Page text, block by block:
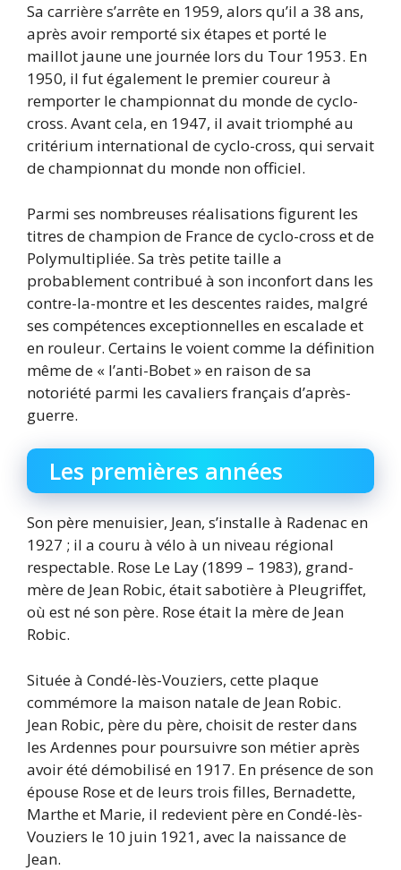
Sa carrière s’arrête en 1959, alors qu’il a 38 ans,
après avoir remporté six étapes et porté le
maillot jaune une journée lors du Tour 1953. En
1950, il fut également le premier coureur à
remporter le championnat du monde de cyclo-
cross. Avant cela, en 1947, il avait triomphé au
critérium international de cyclo-cross, qui servait
de championnat du monde non officiel.
Parmi ses nombreuses réalisations figurent les
titres de champion de France de cyclo-cross et de
Polymultipliée. Sa très petite taille a
probablement contribué à son inconfort dans les
contre-la-montre et les descentes raides, malgré
ses compétences exceptionnelles en escalade et
en rouleur. Certains le voient comme la définition
même de « l’anti-Bobet » en raison de sa
notoriété parmi les cavaliers français d’après-
guerre.
Les premières années
Son père menuisier, Jean, s’installe à Radenac en
1927 ; il a couru à vélo à un niveau régional
respectable. Rose Le Lay (1899 – 1983), grand-
mère de Jean Robic, était sabotière à Pleugriffet,
où est né son père. Rose était la mère de Jean
Robic.
Située à Condé-lès-Vouziers, cette plaque
commémore la maison natale de Jean Robic.
Jean Robic, père du père, choisit de rester dans
les Ardennes pour poursuivre son métier après
avoir été démobilisé en 1917. En présence de son
épouse Rose et de leurs trois filles, Bernadette,
Marthe et Marie, il redevient père en Condé-lès-
Vouziers le 10 juin 1921, avec la naissance de
Jean.